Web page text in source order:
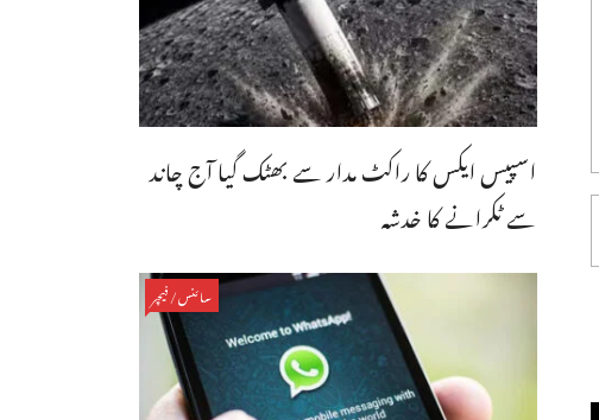
اسپیس ایکس کا راکٹ مدار سے بھٹک گیا آج چاند
سے ٹکرانے کا خدشہ
سائنس/فیچر